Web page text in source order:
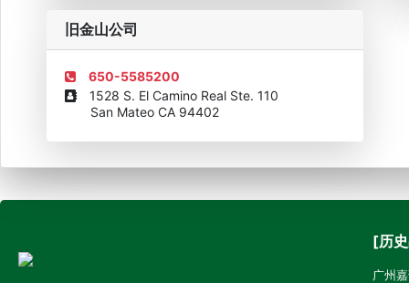
旧金山公司
650-5585200
1528 S. El Camino Real Ste. 110
San Mateo CA 94402
[历
广州